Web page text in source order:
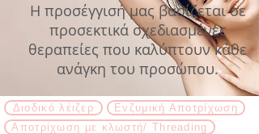
Η προσέγγισή μας βασίζεται σε
προσεκτικά σχεδιασμένες
θεραπείες που καλύπτουν κάθε
ανάγκη του προσώπου.
Διοδικό λέιζερ
Ενζυμική Αποτρίχωση
Αποτρίχωση με κλωστή/ Threading